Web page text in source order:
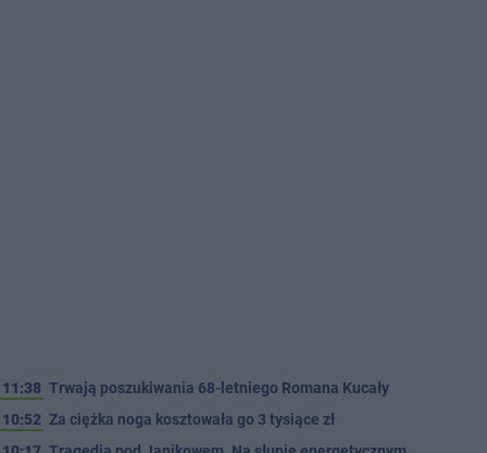
11:38 Trwają poszukiwania 68-letniego Romana Kucały
10:52 Za ciężka noga kosztowała go 3 tysiące zł